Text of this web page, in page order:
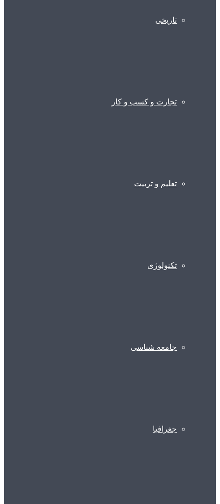
تاریخی
تجارت و کسب و کار
تعلیم و تربیت
تکنولوژی
جامعه شناسی
جغرافیا